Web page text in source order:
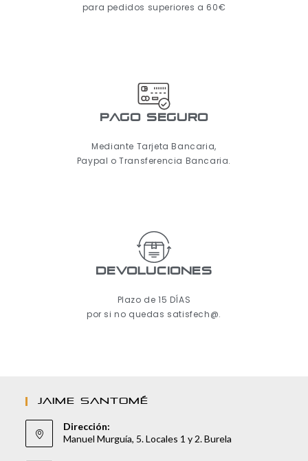
para pedidos superiores a 60€
pago seguro
Mediante Tarjeta Bancaria,
Paypal o Transferencia Bancaria.
Devoluciones
Plazo de 15 DÍAS
por si no quedas satisfech@.
JAIME SANTOMÉ
Dirección:
Manuel Murguía, 5. Locales 1 y 2. Burela